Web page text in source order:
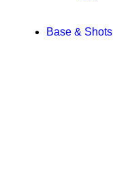
Base & Shots